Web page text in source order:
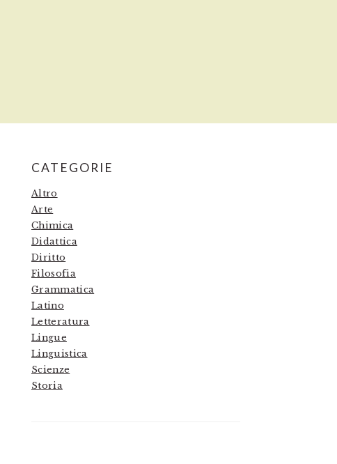
PRIMARY
SIDEBAR
CATEGORIE
Altro
Arte
Chimica
Didattica
Diritto
Filosofia
Grammatica
Latino
Letteratura
Lingue
Linguistica
Scienze
Storia